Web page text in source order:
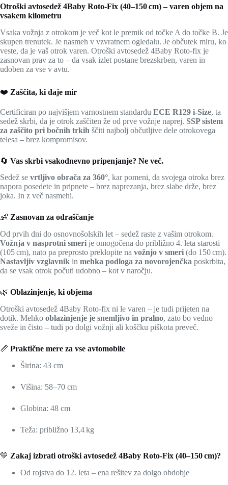
Otroški avtosedež 4Baby Roto‑Fix (40–150 cm) – varen objem na
vsakem kilometru
Vsaka vožnja z otrokom je več kot le premik od točke A do točke B. Je
skupen trenutek. Je nasmeh v vzvratnem ogledalu. Je občutek miru, ko
veste, da je vaš otrok varen. Otroški avtosedež 4Baby Roto-fix je
zasnovan prav za to – da vsak izlet postane brezskrben, varen in
udoben za vse v avtu.
❤️ Zaščita, ki daje mir
Certificiran po najvišjem varnostnem standardu ECE R129 i‑Size, ta
sedež skrbi, da je otrok zaščiten že od prve vožnje naprej. SSP sistem
za zaščito pri bočnih trkih ščiti najbolj občutljive dele otrokovega
telesa – brez kompromisov.
🔄 Vas skrbi vsakodnevno pripenjanje? Ne več.
Sedež se vrtljivo obrača za 360°, kar pomeni, da svojega otroka brez
napora posedete in pripnete – brez naprezanja, brez slabe drže, brez
joka. In z več nasmehi.
👶 Zasnovan za odraščanje
Od prvih dni do osnovnošolskih let – sedež raste z vašim otrokom.
Vožnja v nasprotni smeri je omogočena do približno 4. leta starosti
(105 cm), nato pa preprosto preklopite na vožnjo v smeri (do 150 cm).
Nastavljiv vzglavnik in mehka podloga za novorojenčka poskrbita,
da se vsak otrok počuti udobno – kot v naročju.
🌿 Oblazinjenje, ki objema
Otroški avtosedež 4Baby Roto-fix ni le varen – je tudi prijeten na
dotik. Mehko oblazinjenje je snemljivo in pralno, zato bo vedno
sveže in čisto – tudi po dolgi vožnji ali koščku piškota preveč.
📏 Praktične mere za vse avtomobile
Širina: 43 cm
Višina: 58–70 cm
Globina: 48 cm
Teža: približno 13,4 kg
💛 Zakaj izbrati otroški avtosedež 4Baby Roto‑Fix (40–150 cm)?
Od rojstva do 12. leta – ena rešitev za dolgo obdobje